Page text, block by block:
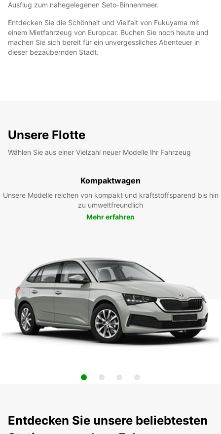
Ausflug zum nahegelegenen Seto-Binnenmeer.
Entdecken Sie die Schönheit und Vielfalt von Fukuyama mit
einem Mietfahrzeug von Europcar. Buchen Sie noch heute und
machen Sie sich bereit für ein unvergessliches Abenteuer in
dieser bezaubernden Stadt.
Unsere Flotte
Wählen Sie aus einer Vielzahl neuer Modelle Ihr Fahrzeug
Kompaktwagen
Unsere Modelle reichen von kompakt und kraftstoffsparend bis hin
zu umweltfreundlich
Mehr erfahren
Entdecken Sie unsere beliebtesten